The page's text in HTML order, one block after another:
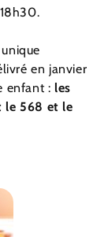
en janvier
enfant : les
le 568 et le